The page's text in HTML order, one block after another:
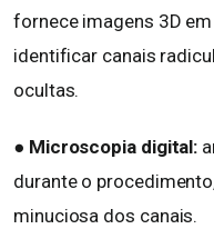
fornece imagens 3D
identificar canais
ocultas.
● Microscopia digital:
durante o
minuciosa dos canais.